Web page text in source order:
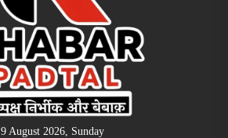
9 August 2026, Sunday